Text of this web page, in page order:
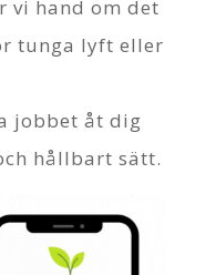
vi hand om det
tunga lyft eller
jobbet åt dig
hållbart sätt.